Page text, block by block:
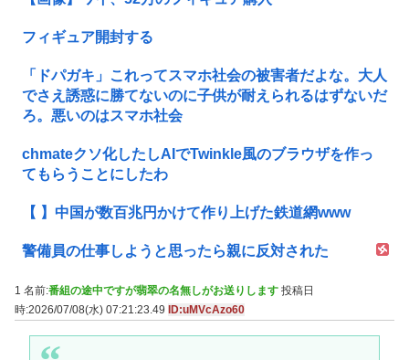
フィギュア開封する
「ドパガキ」これってスマホ社会の被害者だよな。大人
でさえ誘惑に勝てないのに子供が耐えられるはずないだ
ろ。悪いのはスマホ社会
chmateクソ化したしAIでTwinkle風のブラウザを作っ
てもらうことにしたわ
【 】中国が数百兆円かけて作り上げた鉄道網www
警備員の仕事しようと思ったら親に反対された
1 名前:番組の途中ですが翡翠の名無しがお送りします 投稿日
時:2026/07/08(水) 07:21:23.49
ID:uMVcAzo60